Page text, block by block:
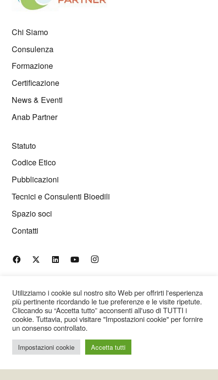
Chi Siamo
Consulenza
Formazione
Certificazione
News & Eventi
Anab Partner
Statuto
Codice Etico
Pubblicazioni
Tecnici e Consulenti Bioedili
Spazio soci
Contatti
t:+39 06 45443484
m: +39 393 9922813
e:info@anab.it
PEC:anab@pec.anab.it
Utilizziamo i cookie sul nostro sito Web per offrirti l'esperienza
più pertinente ricordando le tue preferenze e le visite ripetute.
Cliccando su “Accetta tutto” acconsenti all'uso di TUTTI i
cookie. Tuttavia, puoi visitare "Impostazioni cookie" per fornire
un consenso controllato.
Impostazioni cookie Accetta tutti